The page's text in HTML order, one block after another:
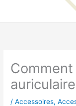
/Accessoires,